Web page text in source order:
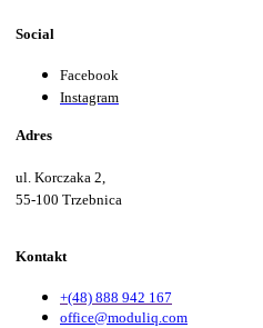
Social
Facebook
Instagram
Adres
ul. Korczaka 2,
55-100 Trzebnica
Kontakt
+(48) 888 942 167
office@moduliq.com